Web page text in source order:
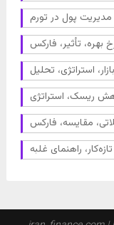
مدیریت پول در تورم
بهره، تأثیر، فارکس
استراتژی، تحلیل
ریسک، استراتژی
مقایسه، فارکس
راهنمای غلبه